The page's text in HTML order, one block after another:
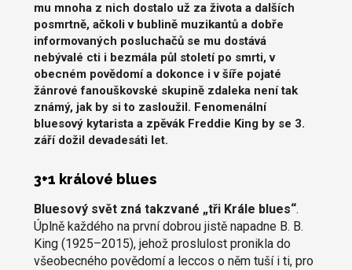
mu mnoha z nich dostalo už za života a dalších
posmrtně, ačkoli v bublině muzikantů a dobře
informovaných posluchačů se mu dostává
nebývalé cti i bezmála půl století po smrti, v
obecném povědomí a dokonce i v šíře pojaté
žánrové fanouškovské skupině zdaleka není tak
známý, jak by si to zasloužil. Fenomenální
bluesový kytarista a zpěvák Freddie King by se 3.
září dožil devadesáti let.
3+1 králové blues
Bluesový svět zná takzvané „tři Krále blues“.
Úplně každého na první dobrou jistě napadne B. B.
King (1925–2015), jehož proslulost pronikla do
všeobecného povědomí a leccos o něm tuší i ti, pro